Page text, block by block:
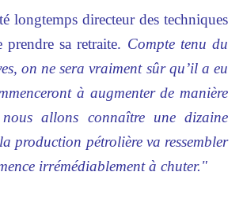
longtemps directeur des techniques
sa retraite. Compte tenu du
on ne sera vraiment sûr qu’il a eu
à augmenter de manière
allons connaître une dizaine
production pétrolière va ressembler
irrémédiablement à chuter."